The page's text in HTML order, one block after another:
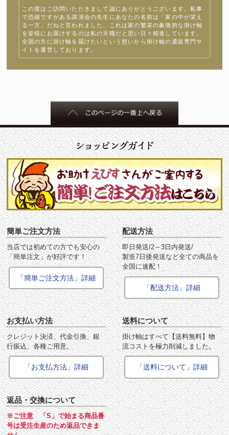
この度はご訪問いただきまして誠にありがとうございます。私事
で恐縮ですがある講演会の先生にあなたの名前は「家の中が栄え
る一方」だねと言われました。これは家の繁栄の象徴的な掛け軸
を皆様にお届けするのは私の天職だと思い日々精進しています。
全国の方に掛け軸を届けたいという想いから掛け軸の通販専門サ
イトを運営しております。
簡単ご注文方法
当店では初めての方でも安心の
「簡単注文」が好評です！
「簡単ご注文方法」詳細
配送方法
即日発送/2～3日内発送/
製造7日後発送など全ての商品を
全国に速配！
「配送方法」詳細
お支払い方法
クレジット決済、代金引換、銀
行振込、各種ご用意。
「お支払方法」詳細
送料について
掛け軸はすべて【送料無料】物
流コストを極力削減しました。
「送料について」詳細
返品・交換について
※ご注意 「S」で始まる商品番
号は受注生産のため返品できま